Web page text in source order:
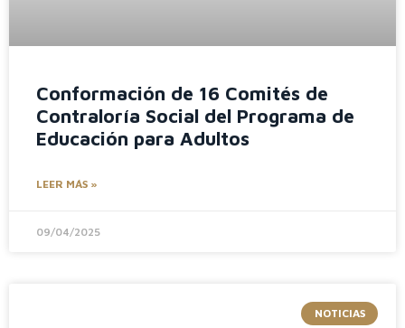
Conformación de 16 Comités de
Contraloría Social del Programa de
Educación para Adultos
LEER MÁS »
09/04/2025
NOTICIAS